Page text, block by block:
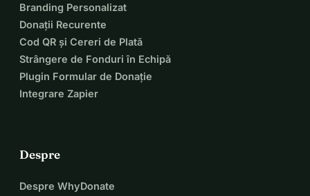
Branding Personalizat
Donații Recurente
Cod QR și Cereri de Plată
Strângere de Fonduri în Echipă
Plugin Formular de Donație
Integrare Zapier
Despre
Despre WhyDonate